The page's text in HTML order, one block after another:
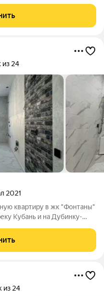
и
из 24
2021
квартиру в жк "Фонтаны"
Кубань и на Дубинку-
пересечении улиц
из 24